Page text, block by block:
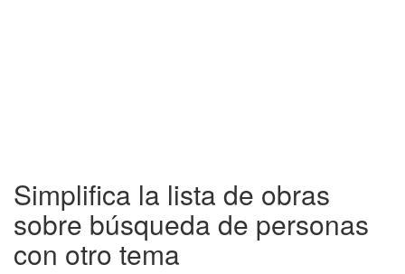
Simplifica la lista de obras
sobre búsqueda de personas
con otro tema